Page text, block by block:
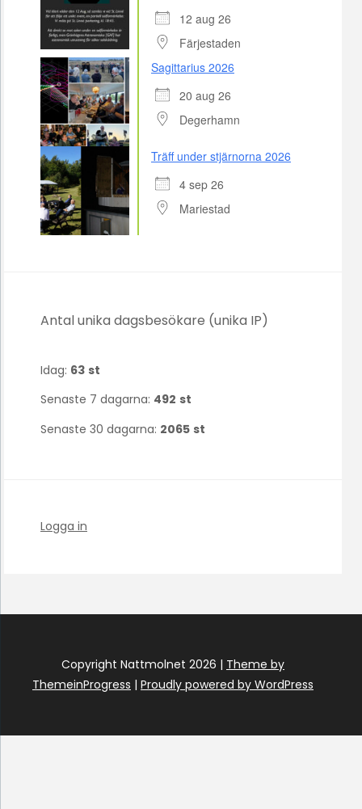
12 aug 26
Färjestaden
Sagittarius 2026
20 aug 26
Degerhamn
Träff under stjärnorna 2026
4 sep 26
Mariestad
Antal unika dagsbesökare (unika IP)
Idag: 63 st
Senaste 7 dagarna: 492 st
Senaste 30 dagarna: 2065 st
Logga in
Copyright Nattmolnet 2026 | Theme by
ThemeinProgress | Proudly powered by WordPress